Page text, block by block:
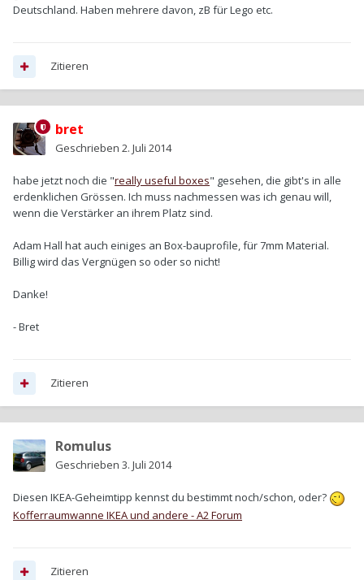
Deutschland. Haben mehrere davon, zB für Lego etc.
Zitieren
bret
Geschrieben 2. Juli 2014
habe jetzt noch die "really useful boxes" gesehen, die gibt's in alle
erdenklichen Grössen. Ich muss nachmessen was ich genau will,
wenn die Verstärker an ihrem Platz sind.
Adam Hall hat auch einiges an Box-bauprofile, für 7mm Material.
Billig wird das Vergnügen so oder so nicht!
Danke!
- Bret
Zitieren
Romulus
Geschrieben 3. Juli 2014
Diesen IKEA-Geheimtipp kennst du bestimmt noch/schon, oder?
Kofferraumwanne IKEA und andere - A2 Forum
Zitieren